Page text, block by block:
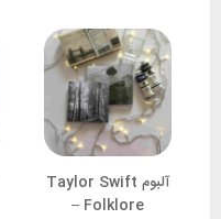
آلبوم Taylor Swift
– Folklore